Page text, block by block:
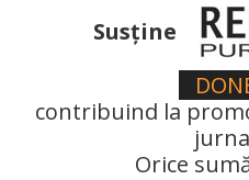
Susţine
contribuind la
Orice